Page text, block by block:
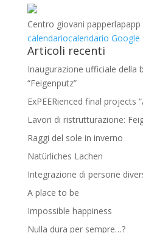
Centro giovani papperlapapp
calendariocalendario Google
Articoli recenti
Inaugurazione ufficiale della
“Feigenputz”
ExPEERienced final projects
Lavori di ristrutturazione:
Raggi del sole in inverno
Natürliches Lachen
Integrazione di persone
A place to be
Impossible happiness
Nulla dura per sempre…?